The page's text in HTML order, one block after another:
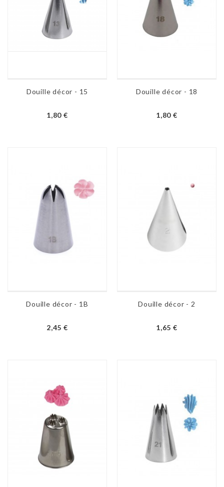
Douille décor - 15
1,80 €
Douille décor - 18
1,80 €
Douille décor - 1B
2,45 €
Douille décor - 2
1,65 €